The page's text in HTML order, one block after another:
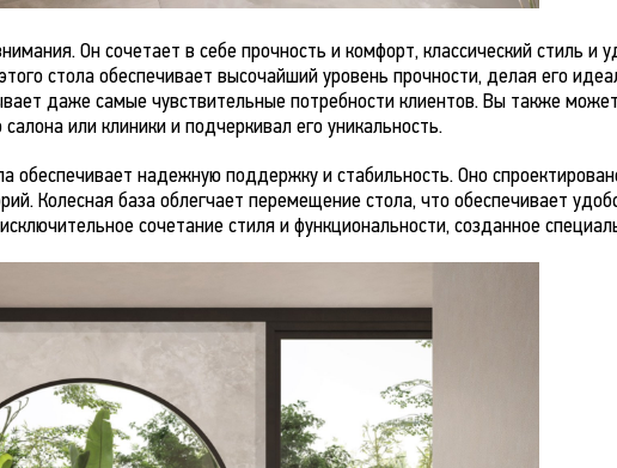
Он сочетает в себе прочность и комфорт, классический стиль и
стола обеспечивает высочайший уровень прочности, делая его
даже самые чувствительные потребности клиентов. Вы также
или клиники и подчеркивал его уникальность.
обеспечивает надежную поддержку и стабильность. Оно
Колесная база облегчает перемещение стола, что обеспечивает
сочетание стиля и функциональности, созданное